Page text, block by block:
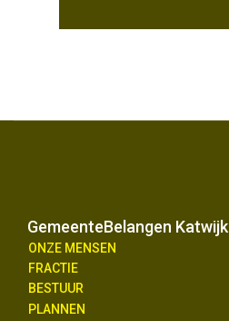
GemeenteBelangen Katwijk
ONZE MENSEN
FRACTIE
BESTUUR
PLANNEN